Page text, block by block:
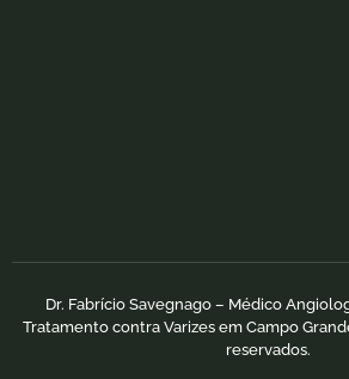
Dr. Fabrício Savegnago – Médico
Tratamento contra Varizes em Campo
reservados.